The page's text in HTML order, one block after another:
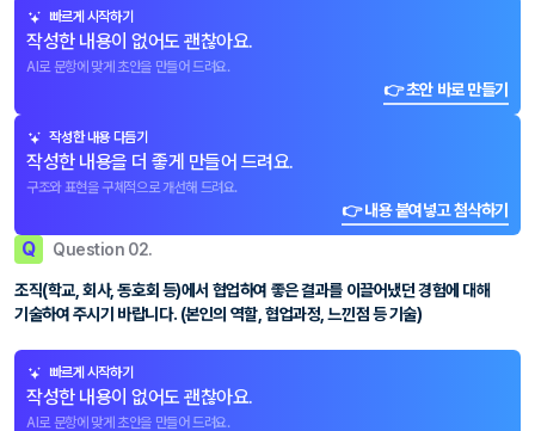
빠르게 시작하기
작성한 내용이 없어도 괜찮아요.
AI로 문항에 맞게 초안을 만들어 드려요.
👉 초안 바로 만들기
작성한 내용 다듬기
작성한 내용을 더 좋게 만들어 드려요.
구조와 표현을 구체적으로 개선해 드려요.
👉 내용 붙여넣고 첨삭하기
Q Question 02.
조직(학교, 회사, 동호회 등)에서 협업하여 좋은 결과를 이끌어냈던 경험에 대해
기술하여 주시기 바랍니다. (본인의 역할, 협업과정, 느낀점 등 기술)
빠르게 시작하기
작성한 내용이 없어도 괜찮아요.
AI로 문항에 맞게 초안을 만들어 드려요.